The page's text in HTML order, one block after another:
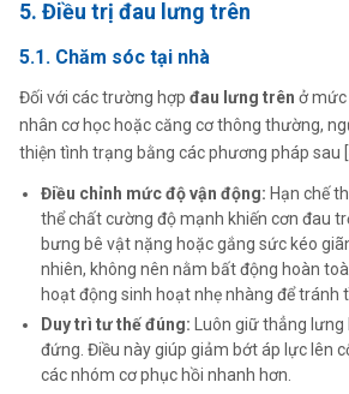
5. Điều trị đau lưng trên
5.1. Chăm sóc tại nhà
Đối với các trường hợp đau lưng trên ở mức
nhân cơ học hoặc căng cơ thông thường,
thiện tình trạng bằng các phương pháp sau
Điều chỉnh mức độ vận động: Hạn chế
thể chất cường độ mạnh khiến cơn đau
bưng bê vật nặng hoặc gắng sức kéo
nhiên, không nên nằm bất động hoàn
hoạt động sinh hoạt nhẹ nhàng để tránh
Duy trì tư thế đúng: Luôn giữ thẳng
đứng. Điều này giúp giảm bớt áp lực lên
các nhóm cơ phục hồi nhanh hơn.